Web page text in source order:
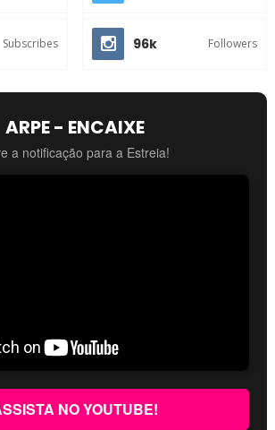
Subscribes 96k Followers
ARPE - ENCAIXE
a notificação para a Estreia!
NO YOUTUBE!